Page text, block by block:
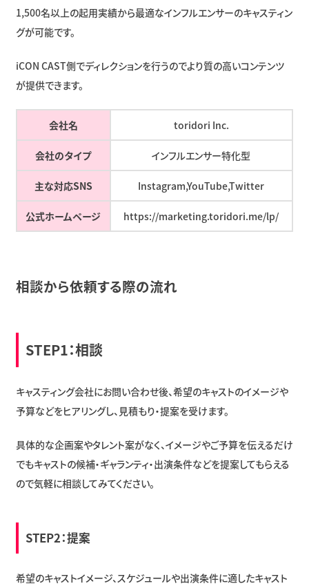
1,500名以上の起用実績から最適なインフルエンサーのキャスティン
グが可能です。
iCON CAST側でディレクションを行うのでより質の高いコンテンツ
が提供できます。
会社名 toridori Inc.
会社のタイプ インフルエンサー特化型
主な対応SNS Instagram,YouTube,Twitter
公式ホームページ https://marketing.toridori.me/lp/
相談から依頼する際の流れ
STEP1：相談
キャスティング会社にお問い合わせ後、希望のキャストのイメージや
予算などをヒアリングし、見積もり・提案を受けます。
具体的な企画案やタレント案がなく、イメージやご予算を伝えるだけ
でもキャストの候補・ギャランティ・出演条件などを提案してもらえる
ので気軽に相談してみてください。
STEP2：提案
希望のキャストイメージ、スケジュールや出演条件に適したキャスト